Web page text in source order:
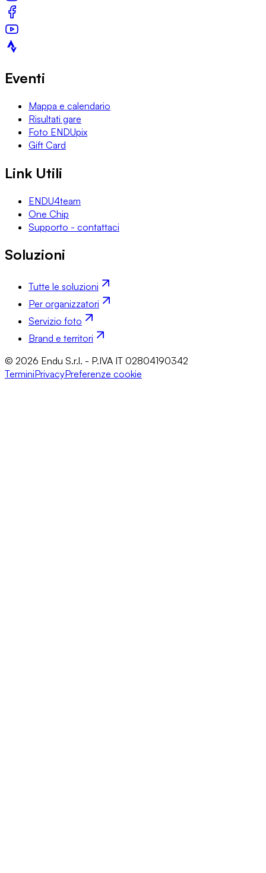
Eventi
Mappa e calendario
Risultati gare
Foto ENDUpix
Gift Card
Link Utili
ENDU4team
One Chip
Supporto - contattaci
Soluzioni
Tutte le soluzioni
Per organizzatori
Servizio foto
Brand e territori
© 2026 Endu S.r.l. - P.IVA IT 02804190342
TerminiPrivacyPreferenze cookie